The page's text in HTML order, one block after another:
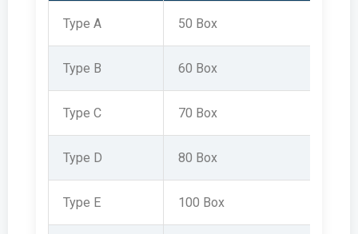
Type A 50 Box
Type B 60 Box
Type C 70 Box
Type D 80 Box
Type E 100 Box